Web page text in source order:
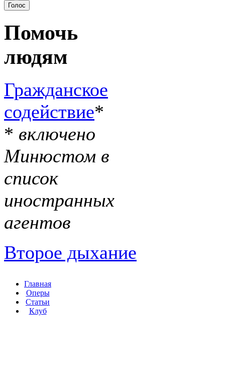
Помочь
людям
Гражданское
содействие*
* включено
Минюстом в
список
иностранных
агентов
Второе дыхание
Главная
Оперы
Статьи
Клуб